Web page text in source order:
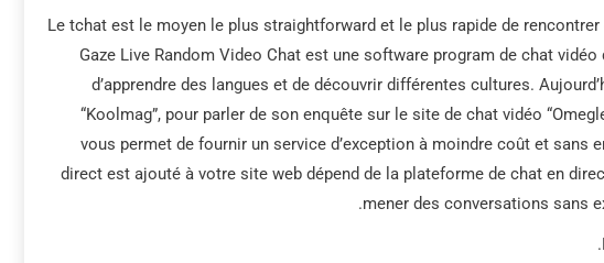
Le tchat est le moyen le plus straightforward et le plus rapide de
Gaze Live Random Video Chat est une software program de chat
d’apprendre des langues et de découvrir différentes cultures.
“Koolmag”, pour parler de son enquête sur le site de chat vidéo
vous permet de fournir un service d’exception à moindre coût et sans
direct est ajouté à votre site web dépend de la plateforme de chat en
mener des conversations sans